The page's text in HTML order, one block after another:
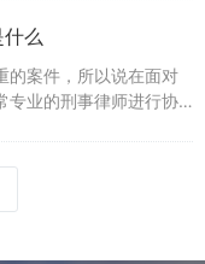
么
案件，所以说在面对
专业的刑事律师进行协